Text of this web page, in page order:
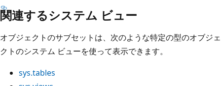
関連するシステム ビュー
オブジェクトのサブセットは、次のような特定の型のオブジェ
クトのシステム ビューを使って表示できます。
sys.tables